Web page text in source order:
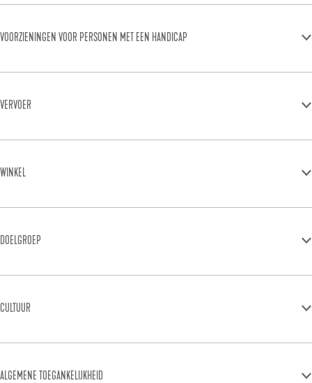
VOORZIENINGEN VOOR PERSONEN MET EEN HANDICAP
VERVOER
WINKEL
DOELGROEP
CULTUUR
ALGEMENE TOEGANKELIJKHEID